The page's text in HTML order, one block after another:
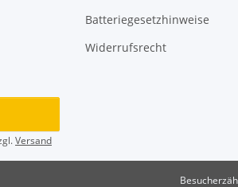
Batteriegesetzhinweise
Widerrufsrecht
Versand